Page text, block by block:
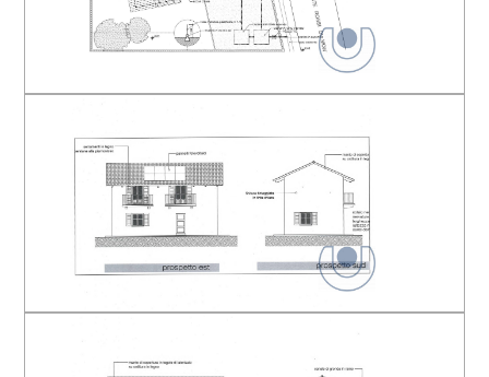
Centri commerciali
Uffici comunali
Arredato
Lusso